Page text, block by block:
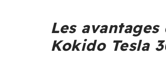
Les
Kokido Tesla